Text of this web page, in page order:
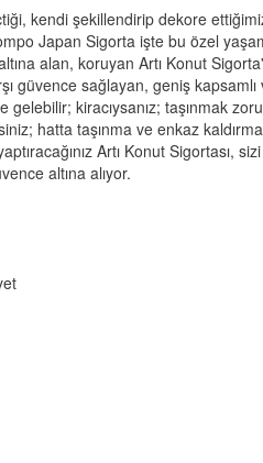
kendi şekillendirip dekore
Japan Sigorta işte bu özel
alan, koruyan Artı Konut
güvence sağlayan, geniş
gelebilir; kiracıysanız; taşınmak
hatta taşınma ve enkaz
Artı Konut Sigortası,
altına alıyor.